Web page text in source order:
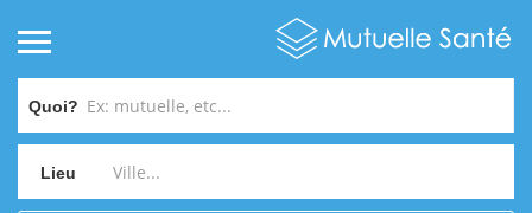
Quoi?
Lieu